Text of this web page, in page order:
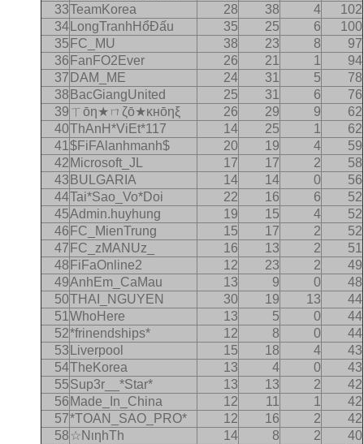
33TeamKorea 28 38 4
102
34 LongTranhHổÐấu 35 25 6
100
35 FC_MU 38 23 8
97
36 FanFO2Ever 26 21 1
94
37 DAM_ME 24 31 5
78
38 BacGiangUnited 25 31 6
76
39 ㄒōη★ㄇζō★κнōηξ 26 29 9
62
40ThAnH*ViEt*117 14 25 1
62
41 $FiFAlanhmanh$ 20 19 4
59
42 Microsoft_JL 17 17 2
58
43 BULGARIA 14 14 0
56
44Tai*Sao_Vo*Doi 22 16 6
52
45Admin.huyhung 19 15 4
52
46 FC_MienTrung 15 17 2
52
47 FC_zMANUz_ 16 13 2
51
48 FiFaOnline2 12 23 2
49
49AnhEm_CaMau 13 9 0
48
50THAI_NGUYEN 30 19 13
44
51 WhoHere 13 5 0
44
52*frinendships* 12 8 0
44
53
Liverpool 15 18 4
43
54TheKorea 13 4 0
43
55Sup3r__*Star* 13 13 2
42
56 Made_In_China 12 11 1
42
57*TOAN_SAO_PRO* 12 16 2
42
58 ☆ΝιηhΤh 14 8 2
40